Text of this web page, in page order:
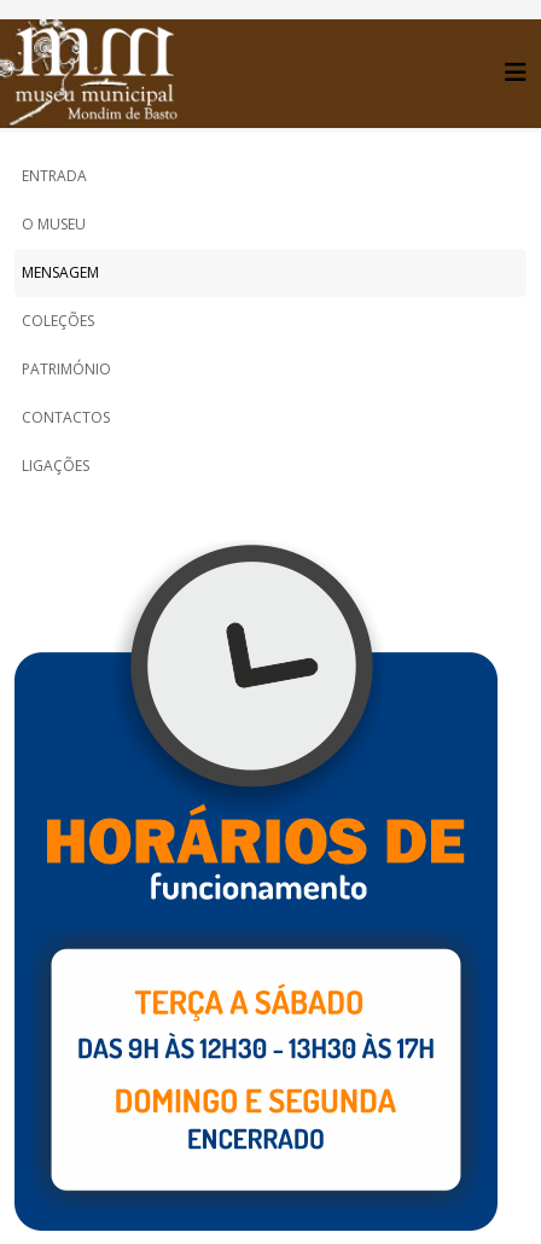
ENTRADA
O MUSEU
MENSAGEM
COLEÇÕES
PATRIMÓNIO
CONTACTOS
LIGAÇÕES